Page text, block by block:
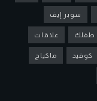
سوبر إيف
طفلك علاقات
كوفيد ماكياج